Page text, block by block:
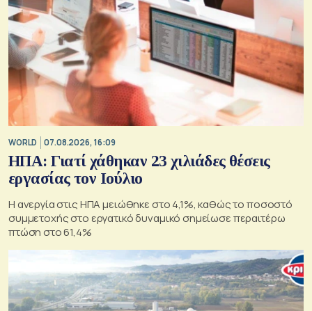
WORLD 07.08.2026, 16:09
ΗΠΑ: Γιατί χάθηκαν 23 χιλιάδες θέσεις
εργασίας τον Ιούλιο
Η ανεργία στις ΗΠΑ μειώθηκε στο 4,1%, καθώς το ποσοστό
συμμετοχής στο εργατικό δυναμικό σημείωσε περαιτέρω
πτώση στο 61,4%